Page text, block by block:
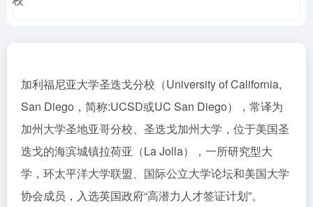
加利福尼亚大学圣迭戈分校（University of California,
San Diego，简称:UCSD或UC San Diego），常译为
加州大学圣地亚哥分校、圣迭戈加州大学，位于美国圣
迭戈的海滨城镇拉荷亚（La Jolla），一所研究型大
学，环太平洋大学联盟、国际公立大学论坛和美国大学
协会成员，入选英国政府“高潜力人才签证计划”。